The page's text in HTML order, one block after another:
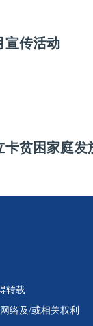
宣传活动
贫困家庭发
转载
络及/或相关权利